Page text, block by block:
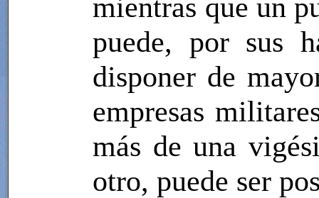
puede, por sus
disponer de
empresas
más de una
otro, puede ser